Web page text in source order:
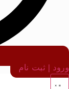
ورود | ثبت نام